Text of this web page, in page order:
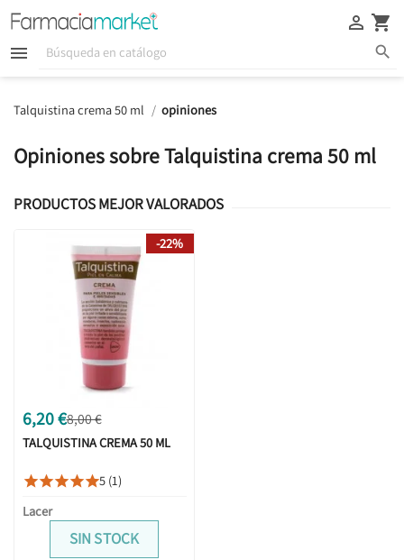
  
 
Talquistina crema 50 ml opiniones
Opiniones sobre Talquistina crema 50 ml
PRODUCTOS MEJOR VALORADOS
6,20 €8,00 €
TALQUISTINA CREMA 50 ML
5 (1)
Lacer
SIN STOCK
-22%